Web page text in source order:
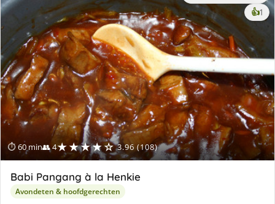
⏱ 60 min👥 4★★★★☆ 3.96 (108)
👍1
Babi Pangang à la Henkie
Avondeten & hoofdgerechten